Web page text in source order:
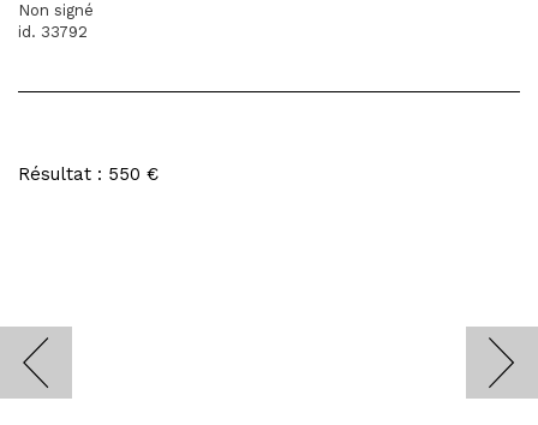
Non signé
id. 33792
Résultat : 550 €